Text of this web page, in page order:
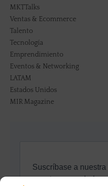
MKTTalks
Ventas & Ecommerce
Talento
Tecnología
Emprendimiento
Eventos & Networking
LATAM
Estados Unidos
MIR Magazine